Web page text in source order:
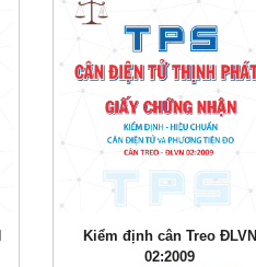
Kiểm định cân Treo ĐLVN
02:2009